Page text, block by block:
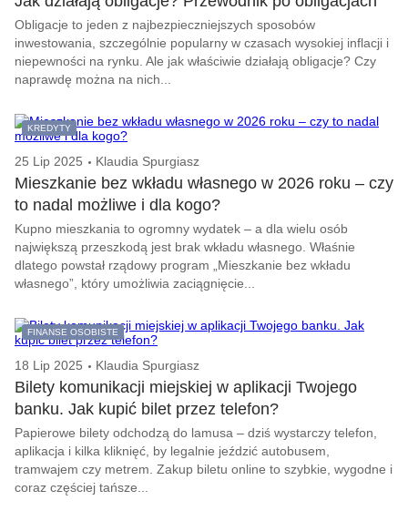
Obligacje to jeden z najbezpieczniejszych sposobów
inwestowania, szczególnie popularny w czasach wysokiej inflacji i
niepewności na rynku. Ale jak właściwie działają obligacje? Czy
naprawdę można na nich...
KREDYTY
25 Lip 2025 Klaudia Spurgiasz
Mieszkanie bez wkładu własnego w 2026 roku – czy
to nadal możliwe i dla kogo?
Kupno mieszkania to ogromny wydatek – a dla wielu osób
największą przeszkodą jest brak wkładu własnego. Właśnie
dlatego powstał rządowy program „Mieszkanie bez wkładu
własnego”, który umożliwia zaciągnięcie...
FINANSE OSOBISTE
18 Lip 2025 Klaudia Spurgiasz
Bilety komunikacji miejskiej w aplikacji Twojego
banku. Jak kupić bilet przez telefon?
Papierowe bilety odchodzą do lamusa – dziś wystarczy telefon,
aplikacja i kilka kliknięć, by legalnie jeździć autobusem,
tramwajem czy metrem. Zakup biletu online to szybkie, wygodne i
coraz częściej tańsze...